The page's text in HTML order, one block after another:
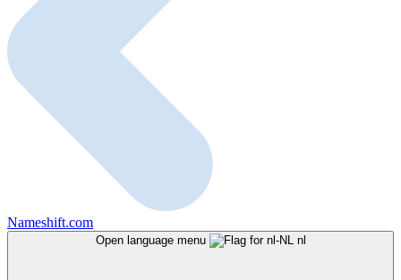
Nameshift.com
Open language menu nl